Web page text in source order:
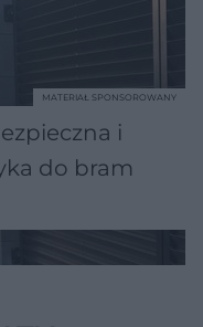
i
do bram
MATERIAŁ SPONSOROWANY